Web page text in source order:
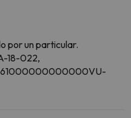
por un particular.
18-022,